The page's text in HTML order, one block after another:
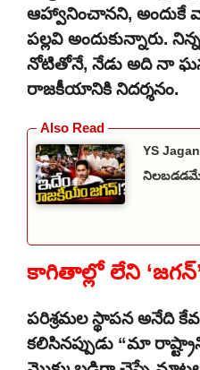
ఆహ్వానించానని, అందుకే
పల్లవి అందుకున్నారు.
నోటితోనే, నేడు అది నా
రాజకీయానికి నిదర్శనం.
YS
కాగితాల్లో లేని
పరిశ్రమల స్థాపన అనేది
కలిసినప్పుడు “మా